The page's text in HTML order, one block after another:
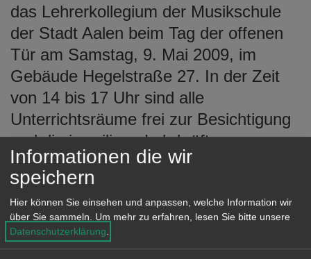
das Lehrerkollegium der Musikschule
der Stadt Aalen beim Tag der offenen
Tür am Samstag, 9. Mai 2009, im
Gebäude Hegelstraße 27. In der Zeit
von 14 bis 17 Uhr sind alle
Unterrichtsräume frei zur Besichtigung
und die jeweiligen Lehrkräfte
informieren und beraten gerne. Im
Konzertsaal der Musikschule läuft
gleichzeitig ein musikalisches Nonstop-
Programm, welches allen
Unterrichtsklassen die Gelegenheit
Informationen die wir
speichern
Hier können Sie einsehen und anpassen, welche Information wir
über Sie sammeln.
Um mehr zu erfahren, lesen Sie bitte unsere
Datenschutzerklärung